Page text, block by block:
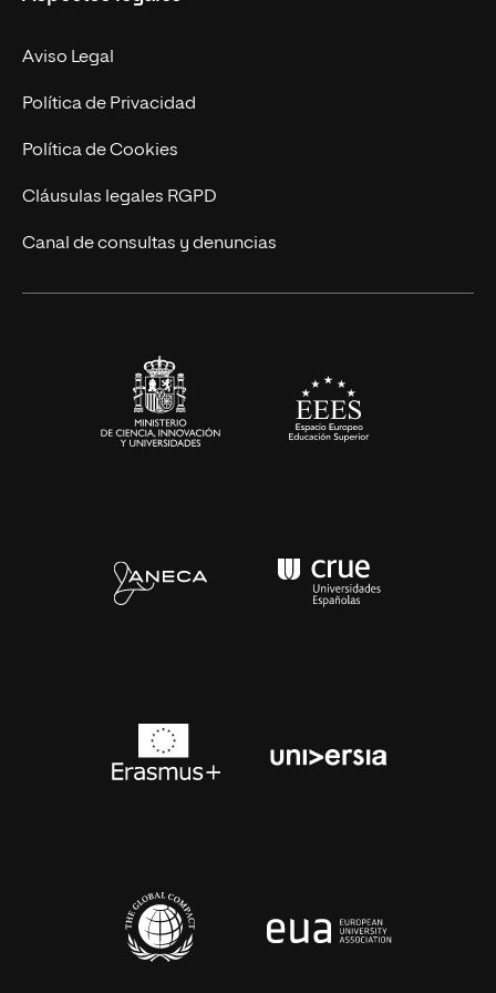
MBA
Marketing y Comunicación
Ingeniería
Diseño
Ciencias de la Salud
Nuestro Equipo
Contacto
Aviso Legal
Política de Privacidad
Política de Cookies
Cláusulas legales RGPD
Canal de consultas y denuncias